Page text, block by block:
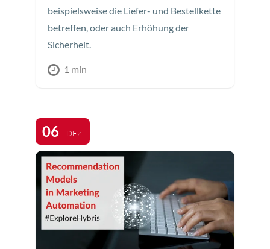
beispielsweise die Liefer- und Bestellkette
betreffen, oder auch Erhöhung der
Sicherheit.
1 min
06 DEZ.